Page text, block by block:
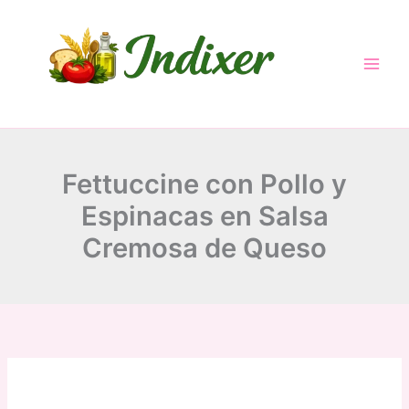
Fettuccine con Pollo y
Espinacas en Salsa
Cremosa de Queso